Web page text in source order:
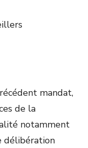
mandat,
de la
notamment
délibération